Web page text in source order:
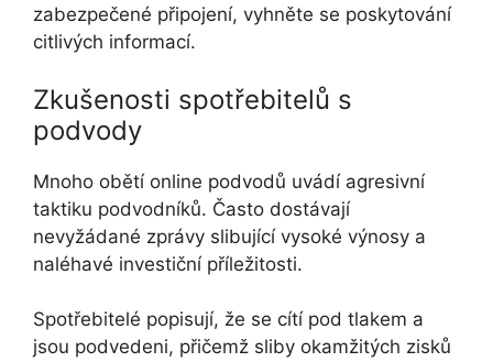
zabezpečené připojení, vyhněte se poskytování
citlivých informací.
Zkušenosti spotřebitelů s
podvody
Mnoho obětí online podvodů uvádí agresivní
taktiku podvodníků. Často dostávají
nevyžádané zprávy slibující vysoké výnosy a
naléhavé investiční příležitosti.
Spotřebitelé popisují, že se cítí pod tlakem a
jsou podvedeni, přičemž sliby okamžitých zisků